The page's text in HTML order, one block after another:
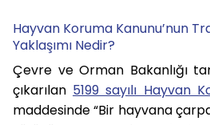
Hayvan Koruma Kanunu’nun
Yaklaşımı Nedir?
Çevre ve Orman Bakanlığı
çıkarılan 5199 sayılı Hayvan
maddesinde “Bir hayvana